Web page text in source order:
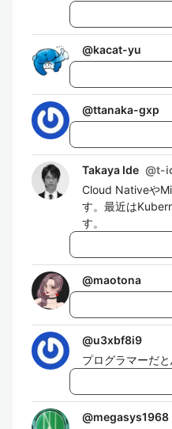
@kacat-yu
@ttanaka-gxp
Takaya Ide @t-
Cloud Nativeや
す。最近は
す。
@maotona
@u3xbf8i9
プログラマーだと
@megasys1968